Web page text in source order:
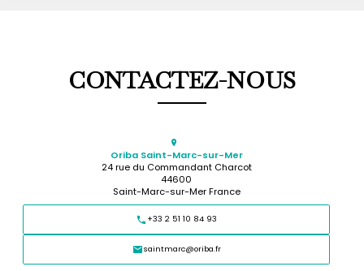
CONTACTEZ-NOUS
Oriba Saint-Marc-sur-Mer
24 rue du Commandant Charcot
44600
Saint-Marc-sur-Mer France
+33 2 51 10 84 93
saintmarc@oriba.fr